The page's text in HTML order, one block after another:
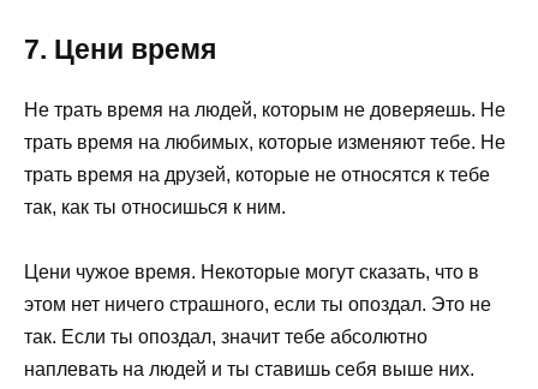
7. Цени время
Не трать время на людей, которым не доверяешь. Не
трать время на любимых, которые изменяют тебе. Не
трать время на друзей, которые не относятся к тебе
так, как ты относишься к ним.
Цени чужое время. Некоторые могут сказать, что в
этом нет ничего страшного, если ты опоздал. Это не
так. Если ты опоздал, значит тебе абсолютно
наплевать на людей и ты ставишь себя выше них.